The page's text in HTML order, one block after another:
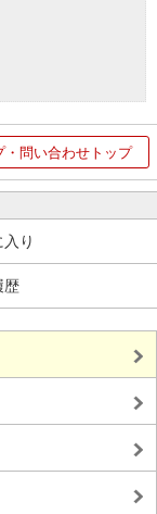
・問い合わせトップ
り
歴